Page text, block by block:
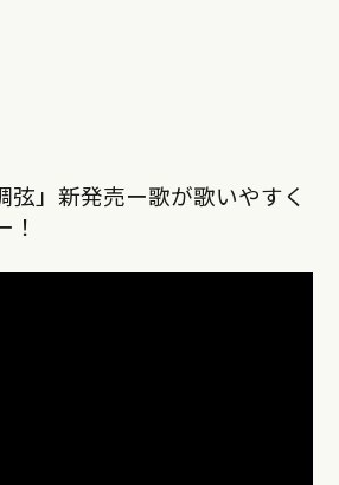
弦」新発売ー歌が歌いやすく
！